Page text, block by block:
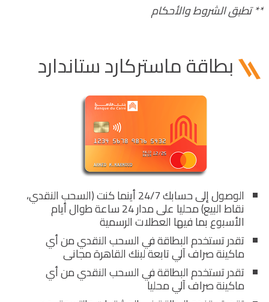
** تطبق الشروط والأحكام
بطاقة ماستركارد ستاندارد
الوصول إلى حسابك 24/7 أينما كنت (السحب النقدي،
نقاط البيع) محليا على مدار 24 ساعة طوال أيام
الأسبوع بما فيها العطلات الرسمية
تقدر تستخدم البطاقة في السحب النقدي من أي
ماكينة صراف آلي تابعة لبنك القاهرة مجانى
تقدر تستخدم البطاقة في السحب النقدي من أي
ماكينة صراف آلي محليا